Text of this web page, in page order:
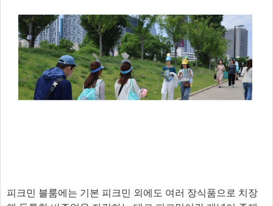
피크민 블룸에는 기본 피크민 외에도 여러 장식품으로 치장